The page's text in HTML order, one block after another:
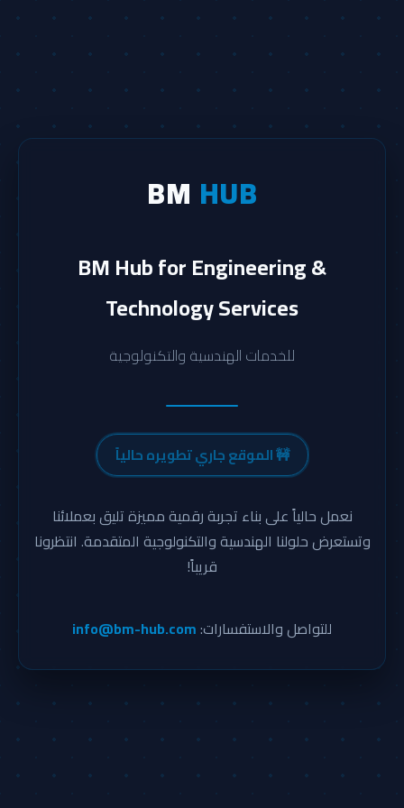
BM HUB
BM Hub for Engineering &
Technology Services
للخدمات الهندسية والتكنولوجية
🚧 الموقع جاري تطويره حالياً
نعمل حالياً على بناء تجربة رقمية مميزة تليق بعملائنا
وتستعرض حلولنا الهندسية والتكنولوجية المتقدمة. انتظرونا
قريباً!
للتواصل والاستفسارات:info@bm-hub.com